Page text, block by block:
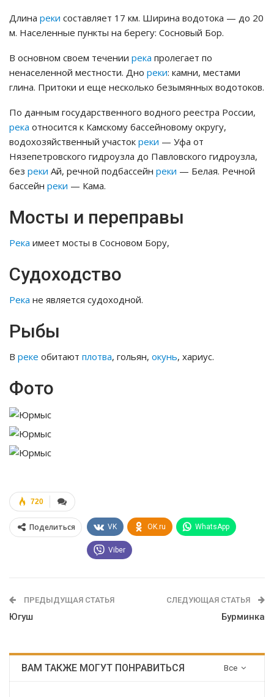
Длина реки составляет 17 км. Ширина водотока — до 20
м. Населенные пункты на берегу: Сосновый Бор.
В основном своем течении река пролегает по
ненаселенной местности. Дно реки: камни, местами
глина. Притоки и еще несколько безымянных водотоков.
По данным государственного водного реестра России,
река относится к Камскому бассейновому округу,
водохозяйственный участок реки — Уфа от
Нязепетровского гидроузла до Павловского гидроузла,
без реки Ай, речной подбассейн реки — Белая. Речной
бассейн реки — Кама.
Мосты и переправы
Река имеет мосты в Сосновом Бору,
Судоходство
Река не является судоходной.
Рыбы
В реке обитают плотва, гольян, окунь, хариус.
Фото
720
Поделиться VK OK.ru WhatsApp
Viber
ПРЕДЫДУЩАЯ СТАТЬЯ
Югуш
СЛЕДУЮЩАЯ СТАТЬЯ
Бурминка
Все
ВАМ ТАКЖЕ МОГУТ ПОНРАВИТЬСЯ